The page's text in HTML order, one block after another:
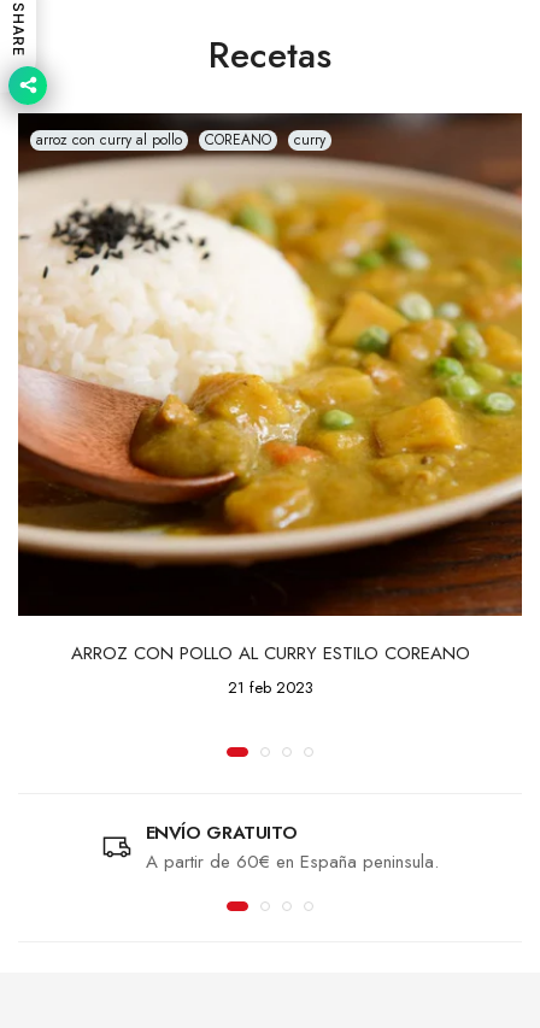
Recetas
arroz con curry al pollo COREANO curry
ARROZ CON POLLO AL CURRY ESTILO COREANO
21 feb 2023
ENVÍO GRATUITO
A partir de 60€ en España peninsula.
SHARE